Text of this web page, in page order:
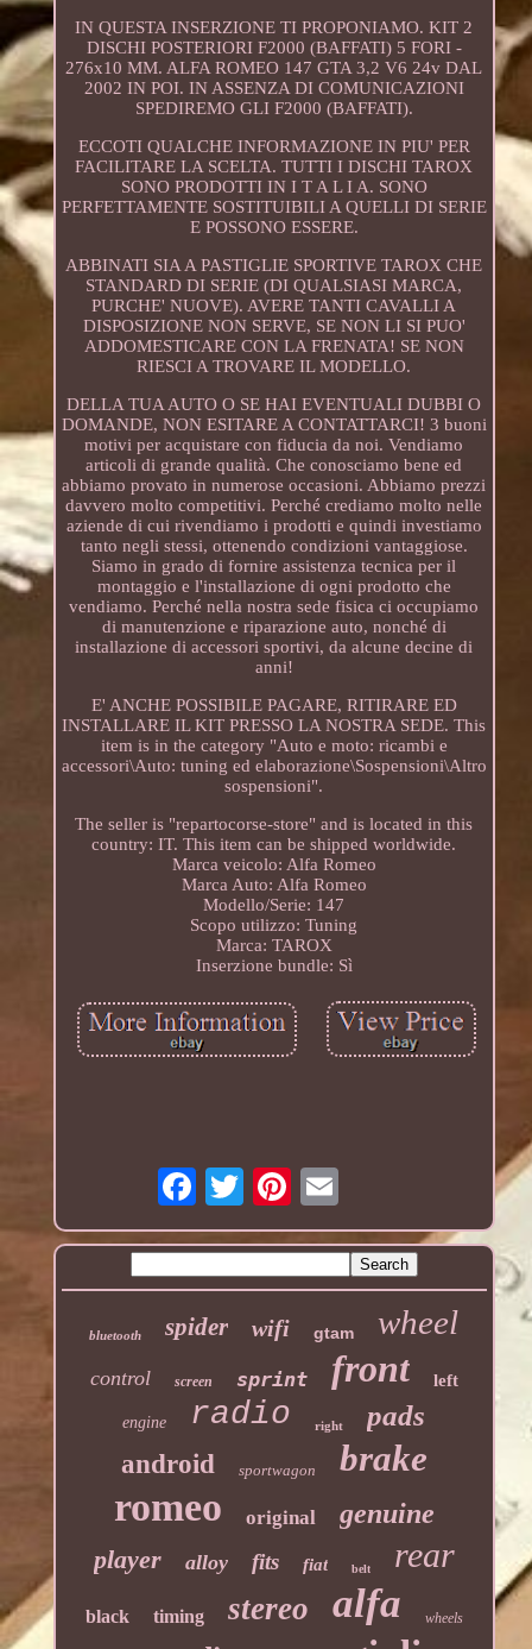
IN QUESTA INSERZIONE TI PROPONIAMO. KIT 2
DISCHI POSTERIORI F2000 (BAFFATI) 5 FORI -
276x10 MM. ALFA ROMEO 147 GTA 3,2 V6 24v DAL
2002 IN POI. IN ASSENZA DI COMUNICAZIONI
SPEDIREMO GLI F2000 (BAFFATI).
ECCOTI QUALCHE INFORMAZIONE IN PIU' PER
FACILITARE LA SCELTA. TUTTI I DISCHI TAROX
SONO PRODOTTI IN I T A L I A. SONO
PERFETTAMENTE SOSTITUIBILI A QUELLI DI SERIE
E POSSONO ESSERE.
ABBINATI SIA A PASTIGLIE SPORTIVE TAROX CHE
STANDARD DI SERIE (DI QUALSIASI MARCA,
PURCHE' NUOVE). AVERE TANTI CAVALLI A
DISPOSIZIONE NON SERVE, SE NON LI SI PUO'
ADDOMESTICARE CON LA FRENATA! SE NON
RIESCI A TROVARE IL MODELLO.
DELLA TUA AUTO O SE HAI EVENTUALI DUBBI O
DOMANDE, NON ESITARE A CONTATTARCI! 3 buoni
motivi per acquistare con fiducia da noi. Vendiamo
articoli di grande qualità. Che conosciamo bene ed
abbiamo provato in numerose occasioni. Abbiamo prezzi
davvero molto competitivi. Perché crediamo molto nelle
aziende di cui rivendiamo i prodotti e quindi investiamo
tanto negli stessi, ottenendo condizioni vantaggiose.
Siamo in grado di fornire assistenza tecnica per il
montaggio e l'installazione di ogni prodotto che
vendiamo. Perché nella nostra sede fisica ci occupiamo
di manutenzione e riparazione auto, nonché di
installazione di accessori sportivi, da alcune decine di
anni!
E' ANCHE POSSIBILE PAGARE, RITIRARE ED
INSTALLARE IL KIT PRESSO LA NOSTRA SEDE. This
item is in the category "Auto e moto: ricambi e
accessori\Auto: tuning ed elaborazione\Sospensioni\Altro
sospensioni".
The seller is "repartocorse-store" and is located in this
country: IT. This item can be shipped worldwide.
Marca veicolo: Alfa Romeo
Marca Auto: Alfa Romeo
Modello/Serie: 147
Scopo utilizzo: Tuning
Marca: TAROX
Inserzione bundle: Sì
bluetooth spider wifi gtam wheel
control screen sprint front left
engine radio right pads
android sportwagon brake
romeo original genuine
player alloy fits fiat belt rear
black timing stereo alfa wheels